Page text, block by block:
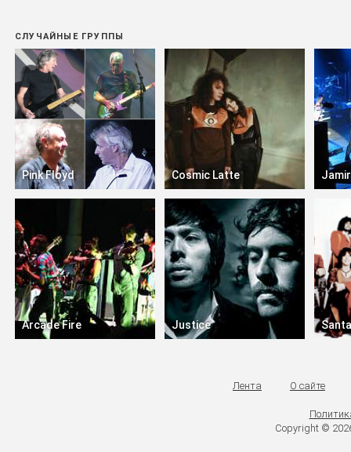
СЛУЧАЙНЫЕ ГРУППЫ
Pink Floyd Cosmic Latte
Arcade Fire Justice
Лента О сайте
Copyright ©